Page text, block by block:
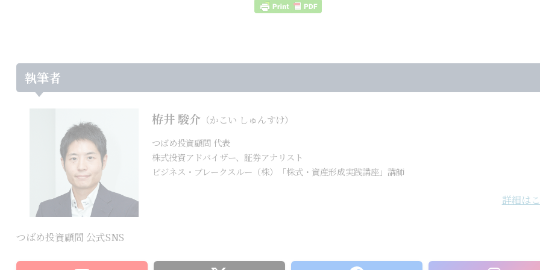
執筆者
栫井 駿介 （かこい しゅんすけ）
つばめ投資顧問 代表
株式投資アドバイザー、証券アナリスト
ビジネス・ブレークスルー（株）「株式・資産形成実践講座」講師
詳細は
つばめ投資顧問 公式SNS